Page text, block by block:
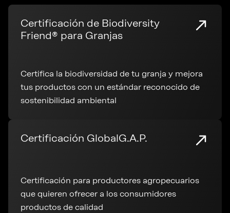
Certificación de Biodiversity
Friend® para Granjas
Certifica la biodiversidad de tu granja y mejora
tus productos con un estándar reconocido de
sostenibilidad ambiental
Certificación GlobalG.A.P.
Certificación para productores agropecuarios
que quieren ofrecer a los consumidores
productos de calidad